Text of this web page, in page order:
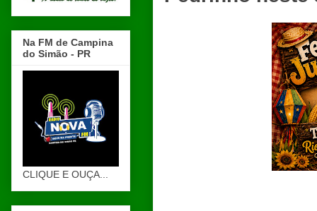
Na FM de Campina
do Simão - PR
CLIQUE E OUÇA...